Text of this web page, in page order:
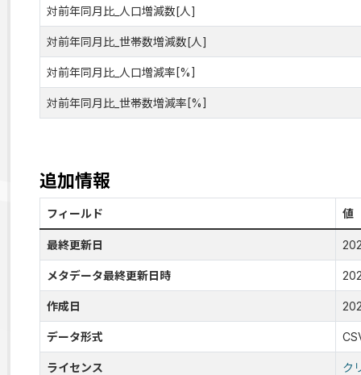
対前年同月比_人口増減数[人]
対前年同月比_世帯数増減数[人]
対前年同月比_人口増減率[%]
対前年同月比_世帯数増減率[%]
追加情報
フィールド 値
最終更新日
メタデータ最終更新日時
作成日
データ形式
ライセンス ク